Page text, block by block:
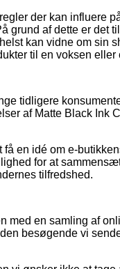
der kan influere
grund af dette er det
kan vidne om sin
til en voksen eller
tidligere
af Matte Black Ink
en idé om e-
for at
tilfredshed.
med en samling af
besøgende vi